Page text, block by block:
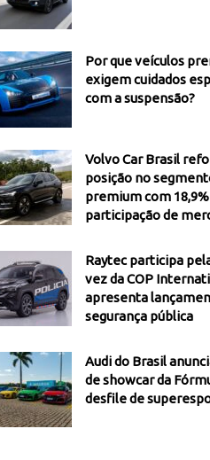
Por que veículos
exigem cuidados
com a suspensão?
Volvo Car Brasil
posição no
premium com
participação de
Raytec participa
vez da COP
apresenta
segurança pública
Audi do Brasil
de showcar da
desfile de